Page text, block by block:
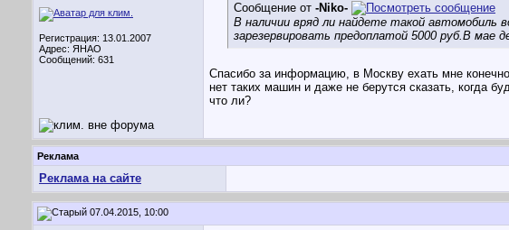
Регистрация: 13.01.2007
Адрес: ЯНАО
Сообщений: 631
Сообщение от -Niko-
В наличии вряд ли найдете такой автомобиль
зарезервировать предоплатой 5000 руб.В мае
Спасибо за информацию, в Москву ехать мне
нет таких машин и даже не берутся сказать, когда
что ли?
Реклама
Реклама на сайте
07.04.2015, 10:00